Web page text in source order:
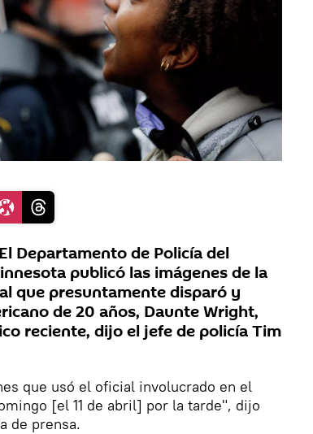
Departamento de Policía del
publicó las imágenes de la
que presuntamente disparó y
de 20 años, Daunte Wright,
reciente, dijo el jefe de policía Tim
que usó el oficial involucrado en el
[el 11 de abril] por la tarde", dijo
de prensa.